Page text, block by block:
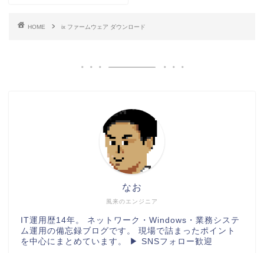
HOME ix ファームウェア ダウンロード
風来のエンジニア
なお
IT運用歴14年。 ネットワーク・Windows・業務システ
ム運用の備忘録ブログです。 現場で詰まったポイント
を中心にまとめています。 ▶ SNSフォロー歓迎